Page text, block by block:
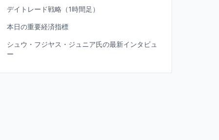
デイトレード戦略（1時間足）
本日の重要経済指標
シュウ・フジヤス・ジュニア氏の最新インタビュ
ー